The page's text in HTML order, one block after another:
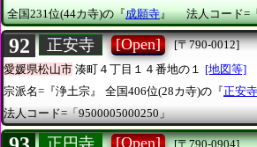
全国231位(44カ寺)の『成願寺』 法人コード=
92 正安寺 [Open]
[〒790-0012]
愛媛県松山市 湊町４丁目１４番地の１
[地図等]
宗派名=『浄土宗』
全国406位(28カ寺)の『正安寺
法人コード=「9500005000250」
[Open] [〒790-0904]